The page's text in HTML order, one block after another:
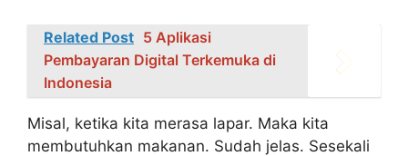
Related Post 5 Aplikasi
Pembayaran Digital Terkemuka di
Indonesia
Misal, ketika kita merasa lapar. Maka kita
membutuhkan makanan. Sudah jelas. Sesekali